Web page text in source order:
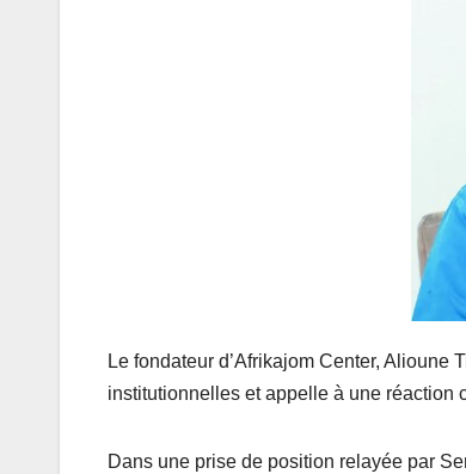
Le fondateur d’Afrikajom Center,
institutionnelles et appelle à une réaction
Dans une prise de position relayée par